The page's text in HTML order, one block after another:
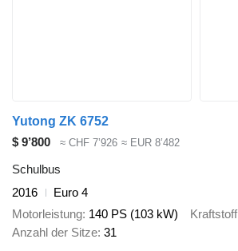
Yutong ZK 6752
$ 9’800
≈ CHF 7’926 ≈ EUR 8’482
Schulbus
2016
Euro 4
Motorleistung 140 PS (103 kW) Kraftstoff
Anzahl der Sitze 31